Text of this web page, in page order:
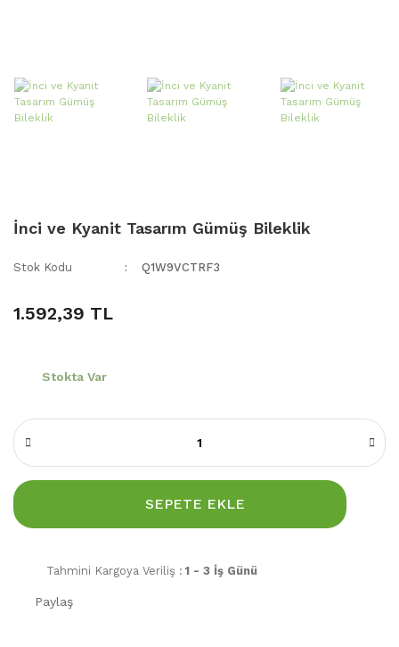
İnci ve Kyanit Tasarım Gümüş Bileklik
Stok Kodu Q1W9VCTRF3
1.592,39 TL
Stokta Var
SEPETE EKLE
Tahmini Kargoya Veriliş : 1 - 3 İş Günü
Paylaş